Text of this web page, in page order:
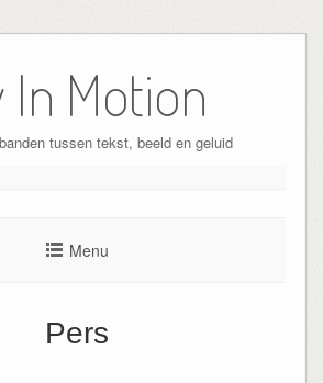
In Motion
tussen tekst, beeld en geluid
Menu
Pers